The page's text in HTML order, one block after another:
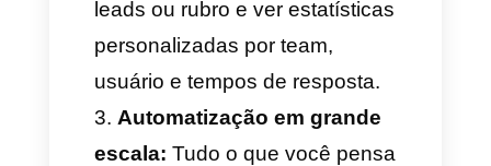
Facebook. Toda a informação
estará em uma única
plataforma desde onde você
poderá acessar e verificar